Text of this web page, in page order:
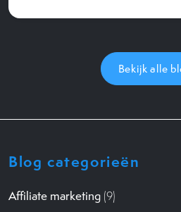
Bekijk alle
Blog categorieën
Affiliate marketing (9)